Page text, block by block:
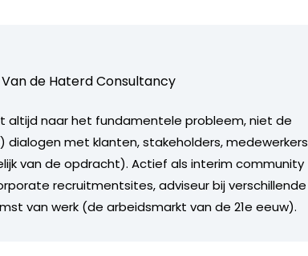
Van de Haterd Consultancy
altijd naar het fundamentele probleem, niet de
dialogen met klanten, stakeholders, medewerkers
van de opdracht). Actief als interim community
recruitmentsites, adviseur bij verschillende
van werk (de arbeidsmarkt van de 21e eeuw).